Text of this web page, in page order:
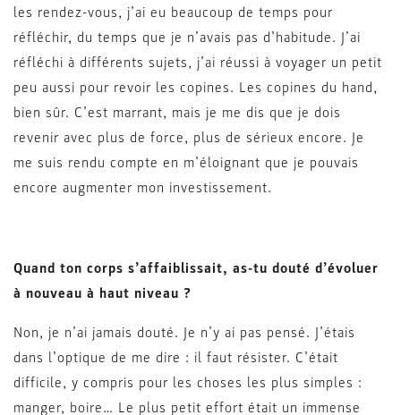
les rendez-vous, j’ai eu beaucoup de temps pour
réfléchir, du temps que je n’avais pas d’habitude. J’ai
réfléchi à différents sujets, j’ai réussi à voyager un petit
peu aussi pour revoir les copines. Les copines du hand,
bien sûr. C’est marrant, mais je me dis que je dois
revenir avec plus de force, plus de sérieux encore. Je
me suis rendu compte en m’éloignant que je pouvais
encore augmenter mon investissement.
Quand ton corps s’affaiblissait, as-tu douté d’évoluer
à nouveau à haut niveau ?
Non, je n’ai jamais douté. Je n’y ai pas pensé. J’étais
dans l’optique de me dire : il faut résister. C’était
difficile, y compris pour les choses les plus simples :
manger, boire… Le plus petit effort était un immense